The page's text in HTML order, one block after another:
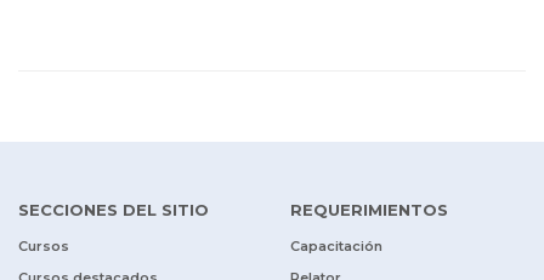
SECCIONES DEL SITIO
Cursos
REQUERIMIENTOS
Capacitación